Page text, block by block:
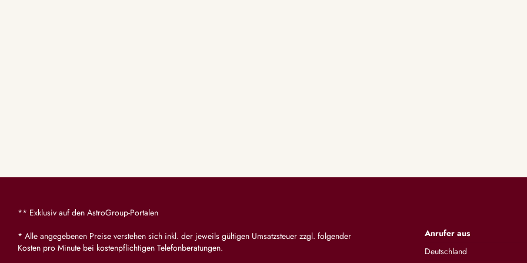
** Exklusiv auf den AstroGroup-Portalen
* Alle angegebenen Preise verstehen sich inkl. der jeweils gültigen Umsatzsteuer zzgl. folgender
Kosten pro Minute bei kostenpflichtigen Telefonberatungen.
Anrufer aus
Deutschland